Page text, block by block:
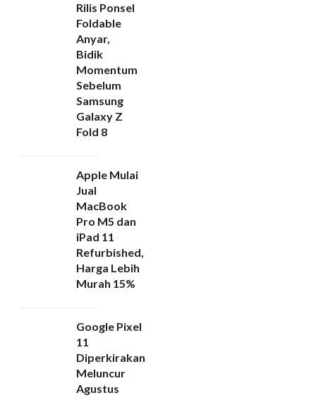
Rilis Ponsel
Foldable
Anyar,
Bidik
Momentum
Sebelum
Samsung
Galaxy Z
Fold 8
Apple Mulai
Jual
MacBook
Pro M5 dan
iPad 11
Refurbished,
Harga Lebih
Murah 15%
Google Pixel
11
Diperkirakan
Meluncur
Agustus